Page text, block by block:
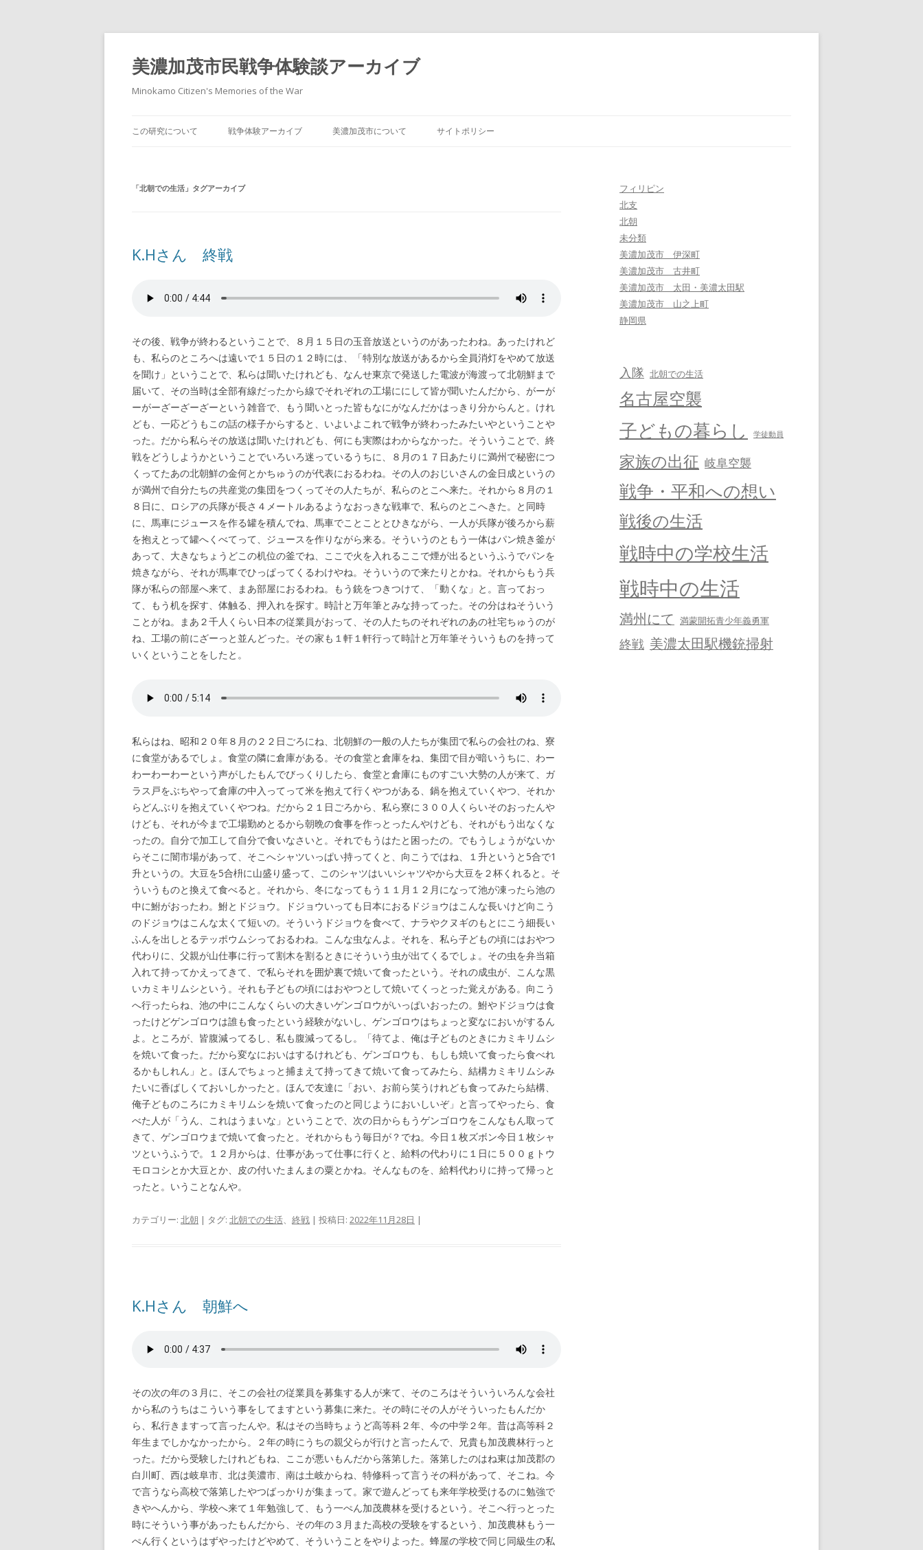
美濃加茂市民戦争体験談アーカイブ
Minokamo Citizen's Memories of the War
ン
テ
この研究について 戦争体験アーカイブ 美濃加茂市について サイトポリシー
「北朝での生活 」タグアーカイブ
K.Hさん 終戦
その後、戦争が終わるということで、８月１５日の玉音放送というのがあったわね。あったけれど
も、私らのところへは遠いで１５日の１２時には、「特別な放送があるから全員消灯をやめて放送
を聞け」ということで、私らは聞いたけれども、なんせ東京で発送した電波が海渡って北朝鮮まで
届いて、その当時は全部有線だったから線でそれぞれの工場ににして皆が聞いたんだから、がーが
ーがーざーざーざーという雑音で、もう聞いとった皆もなにがなんだかはっきり分からんと。けれ
ども、一応どうもこの話の様子からすると、いよいよこれで戦争が終わったみたいやということや
った。だから私らその放送は聞いたけれども、何にも実際はわからなかった。そういうことで、終
戦をどうしようかということでいろいろ迷っているうちに、８月の１７日あたりに満州で秘密につ
くってたあの北朝鮮の金何とかちゅうのが代表におるわね。その人のおじいさんの金日成というの
が満州で自分たちの共産党の集団をつくってその人たちが、私らのとこへ来た。それから８月の１
８日に、ロシアの兵隊が長さ４メートルあるようなおっきな戦車で、私らのとこへきた。と同時
に、馬車にジュースを作る罐を積んでね、馬車でことこととひきながら、一人が兵隊が後ろから薪
を抱えとって罐へくべてって、ジュースを作りながら来る。そういうのともう一体はパン焼き釜が
あって、大きなちょうどこの机位の釜でね、ここで火を入れるここで煙が出るというふうでパンを
焼きながら、それが馬車でひっぱってくるわけやね。そういうので来たりとかね。それからもう兵
隊が私らの部屋へ来て、まあ部屋におるわね。もう銃をつきつけて、「動くな」と。言っておっ
て、もう机を探す、体触る、押入れを探す。時計と万年筆とみな持ってった。その分はねそういう
ことがね。まあ２千人くらい日本の従業員がおって、その人たちのそれぞれのあの社宅ちゅうのが
ね、工場の前にざーっと並んどった。その家も１軒１軒行って時計と万年筆そういうものを持って
いくということをしたと。
私らはね、昭和２０年８月の２２日ごろにね、北朝鮮の一般の人たちが集団で私らの会社のね、寮
に食堂があるでしょ。食堂の隣に倉庫がある。その食堂と倉庫をね、集団で目が暗いうちに、わー
わーわーわーという声がしたもんでびっくりしたら、食堂と倉庫にものすごい大勢の人が来て、ガ
ラス戸をぶちやって倉庫の中入ってって米を抱えて行くやつがある、鍋を抱えていくやつ、それか
らどんぶりを抱えていくやつね。だから２１日ごろから、私ら寮に３００人くらいそのおったんや
けども、それが今まで工場勤めとるから朝晩の食事を作っとったんやけども、それがもう出なくな
ったの。自分で加工して自分で食いなさいと。それでもうはたと困ったの。でもうしょうがないか
らそこに闇市場があって、そこへシャツいっぱい持ってくと、向こうではね、１升というと5合で1
升というの。大豆を5合枡に山盛り盛って、このシャツはいいシャツやから大豆を２杯くれると。そ
ういうものと換えて食べると。それから、冬になってもう１１月１２月になって池が凍ったら池の
中に鮒がおったわ。鮒とドジョウ。ドジョウいっても日本におるドジョウはこんな長いけど向こう
のドジョウはこんな太くて短いの。そういうドジョウを食べて、ナラやクヌギのもとにこう細長い
ふんを出しとるテッポウムシっておるわね。こんな虫なんよ。それを、私ら子どもの頃にはおやつ
代わりに、父親が山仕事に行って割木を割るときにそういう虫が出てくるでしょ。その虫を弁当箱
入れて持ってかえってきて、で私らそれを囲炉裏で焼いて食ったという。それの成虫が、こんな黒
いカミキリムシという。それも子どもの頃にはおやつとして焼いてくっとった覚えがある。向こう
へ行ったらね、池の中にこんなくらいの大きいゲンゴロウがいっぱいおったの。鮒やドジョウは食
ったけどゲンゴロウは誰も食ったという経験がないし、ゲンゴロウはちょっと変なにおいがするん
よ。ところが、皆腹減ってるし、私も腹減ってるし。「待てよ、俺は子どものときにカミキリムシ
を焼いて食った。だから変なにおいはするけれども、ゲンゴロウも、もしも焼いて食ったら食べれ
るかもしれん」と。ほんでちょっと捕まえて持ってきて焼いて食ってみたら、結構カミキリムシみ
たいに香ばしくておいしかったと。ほんで友達に「おい、お前ら笑うけれども食ってみたら結構、
俺子どものころにカミキリムシを焼いて食ったのと同じようにおいしいぞ」と言ってやったら、食
べた人が「うん、これはうまいな」ということで、次の日からもうゲンゴロウをこんなもん取って
きて、ゲンゴロウまで焼いて食ったと。それからもう毎日が？でね。今日１枚ズボン今日１枚シャ
ツというふうで。１２月からは、仕事があって仕事に行くと、給料の代わりに１日に５００ｇトウ
モロコシとか大豆とか、皮の付いたまんまの粟とかね。そんなものを、給料代わりに持って帰っと
ったと。いうことなんや。
カテゴリー: 北朝 | タグ: 北朝での生活、 終戦 | 投稿日: 2022年11月28日 |
K.Hさん 朝鮮へ
その次の年の３月に、そこの会社の従業員を募集する人が来て、そのころはそういういろんな会社
から私のうちはこういう事をしてますという募集に来た。その時にその人がそういったもんだか
ら、私行きますって言ったんや。私はその当時ちょうど高等科２年、今の中学２年。昔は高等科２
年生までしかなかったから。２年の時にうちの親父らが行けと言ったんで、兄貴も加茂農林行っと
った。だから受験したけれどもね、ここが悪いもんだから落第した。落第したのはね東は加茂郡の
白川町、西は岐阜市、北は美濃市、南は土岐からね、特修科って言うその科があって、そこね。今
で言うなら高校で落第したやつばっかりが集まって。家で遊んどっても来年学校受けるのに勉強で
きやへんから、学校へ来て１年勉強して、もう一ぺん加茂農林を受けるという。そこへ行っとった
時にそういう事があったもんだから、その年の３月また高校の受験をするという、加茂農林もう一
ぺん行くというはずやったけどやめて、そういうことをやりよった。蜂屋の学校で同じ同級生の私
フィリピン
北支
北朝
未分類
美濃加茂市 伊深町
美濃加茂市 古井町
美濃加茂市 太田・美濃太田駅
美濃加茂市 山之上町
静岡県
入隊 北朝での生活
名古屋空襲
子どもの暮らし 学徒動員
家族の出征 岐阜空襲
戦争・平和への想い
戦後の生活
戦時中の学校生活
戦時中の生活
満州にて 満蒙開拓青少年義勇軍
終戦 美濃太田駅機銃掃射